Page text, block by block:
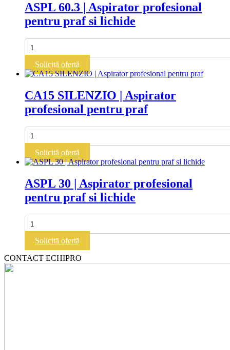
aspirare
injectie-
extractie
ASPL 60.3 | Aspirator profesional
pentru praf si lichide
Cantitate
ASPL
60.3
|
Aspirator
pentru
praf
si
lichide
Solicită ofertă
CA15 SILENZIO | Aspirator
profesional pentru praf
Cantitate
CA15
SILENZIO
|
Aspirator
pentru
praf
Solicită ofertă
ASPL 30 | Aspirator profesional
pentru praf si lichide
Cantitate
ASPL
Aspirator
profesional
Solicită ofertă
CONTACT ECHIPRO